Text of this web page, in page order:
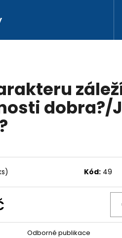
dobra?/
Kód: 49
Odborné publikace